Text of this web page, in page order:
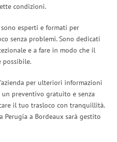
condizioni.
esperti e formati per
senza problemi. Sono dedicati
e a fare in modo che il
possibile.
per ulteriori informazioni
preventivo gratuito e senza
il tuo trasloco con tranquillità.
Perugia a Bordeaux sarà gestito